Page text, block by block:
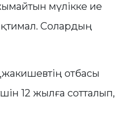
мүлікке ие
Солардың
отбасы
12 жылға сотталып,